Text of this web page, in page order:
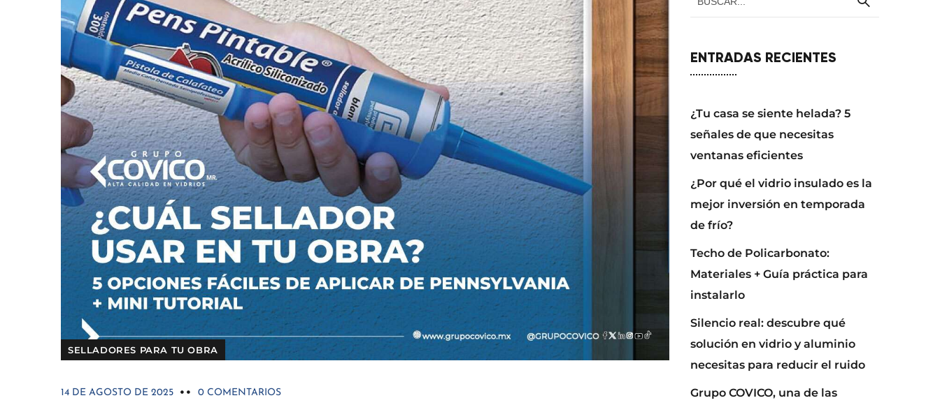
SELLADORES PARA TU OBRA
14 DE AGOSTO DE 2025 0 COMENTARIOS
ENTRADAS RECIENTES
¿Tu casa se siente helada? 5
señales de que necesitas
ventanas eficientes
¿Por qué el vidrio insulado es la
mejor inversión en temporada
de frío?
Techo de Policarbonato:
Materiales + Guía práctica para
instalarlo
Silencio real: descubre qué
solución en vidrio y aluminio
necesitas para reducir el ruido
Grupo COVICO, una de las